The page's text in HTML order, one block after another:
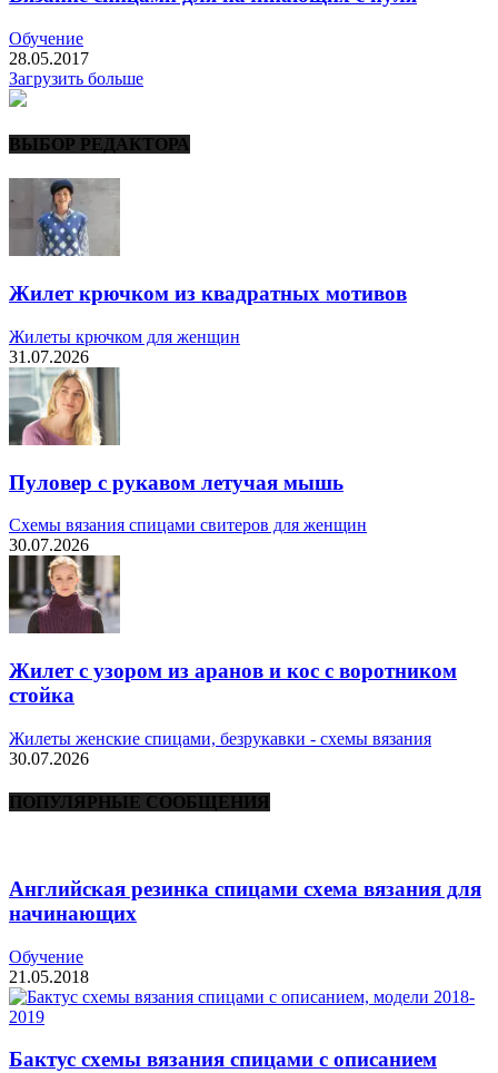
Обучение
28.05.2017
Загрузить больше
ВЫБОР РЕДАКТОРА
Жилет крючком из квадратных мотивов
Жилеты крючком для женщин
31.07.2026
Пуловер с рукавом летучая мышь
Схемы вязания спицами свитеров для женщин
30.07.2026
Жилет с узором из аранов и кос с воротником
стойка
Жилеты женские спицами, безрукавки - схемы вязания
30.07.2026
ПОПУЛЯРНЫЕ СООБЩЕНИЯ
Английская резинка спицами схема вязания для
начинающих
Обучение
21.05.2018
Бактус схемы вязания спицами с описанием